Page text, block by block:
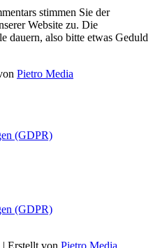
stimmen Sie der
Website zu. Die
dauern, also bitte etwas Geduld
Pietro Media
(GDPR)
(GDPR)